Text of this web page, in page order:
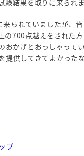
結果を取りに来られま
られていましたが、
700点越えをされた
かげとおっしゃっ
提供してきてよかった
プ